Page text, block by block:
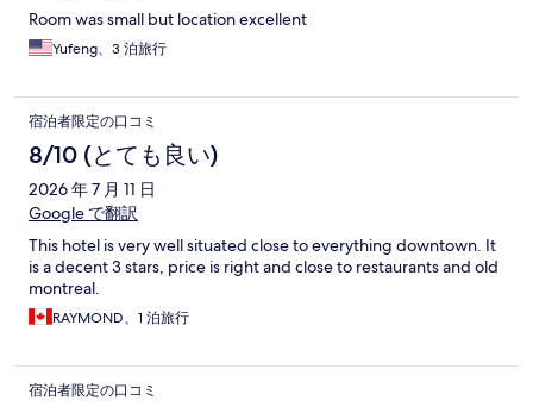
Room was small but location excellent
Yufeng、3 泊旅行
宿泊者限定の口コミ
8/10 (とても良い)
2026 年 7 月 11 日
Google で翻訳
This hotel is very well situated close to everything downtown. It
is a decent 3 stars, price is right and close to restaurants and old
montreal.
RAYMOND、1 泊旅行
宿泊者限定の口コミ